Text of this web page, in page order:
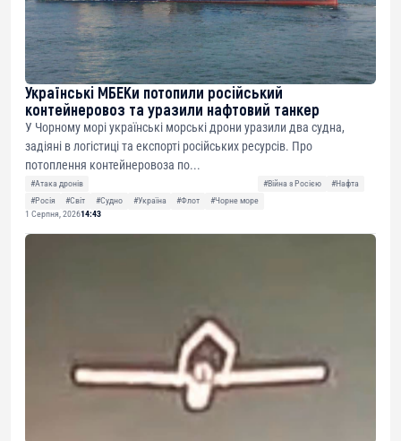
Українські МБЕКи потопили російський
контейнеровоз та уразили нафтовий танкер
У Чорному морі українські морські дрони уразили два судна,
задіяні в логістиці та експорті російських ресурсів. Про
потоплення контейнеровоза по...
#Атака дронів #Війна з Росією
#Нафта
#Росія
#Світ #Судно #Україна #Флот
#Чорне море
1 Серпня, 202614:43